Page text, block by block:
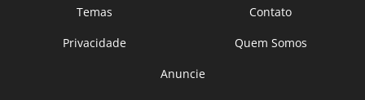
Temas
Contato
Privacidade
Quem Somos
Anuncie